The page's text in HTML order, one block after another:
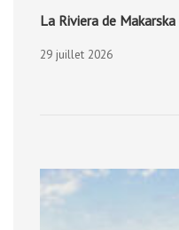
La Riviera de Makarska
29 juillet 2026